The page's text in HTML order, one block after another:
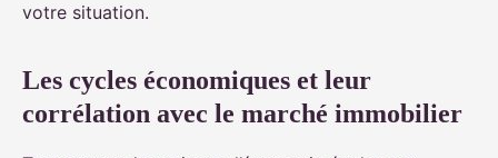
votre situation.
Les cycles économiques et leur
corrélation avec le marché immobilier